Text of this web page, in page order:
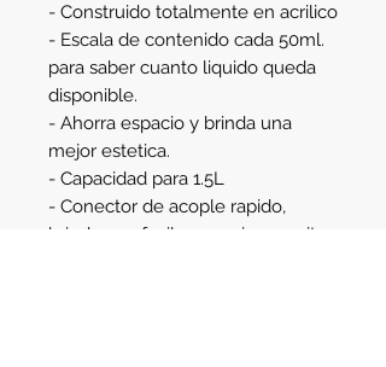
- Construido totalmente en acrilico
- Escala de contenido cada 50ml.
para saber cuanto liquido queda
disponible.
- Ahorra espacio y brinda una
mejor estetica.
- Capacidad para 1.5L
- Conector de acople rapido,
brinda una facil coneccion y evita